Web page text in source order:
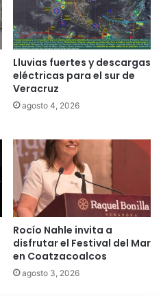
Lluvias fuertes y descargas
eléctricas para el sur de
Veracruz
agosto 4, 2026
Rocío Nahle invita a
disfrutar el Festival del Mar
en Coatzacoalcos
agosto 3, 2026